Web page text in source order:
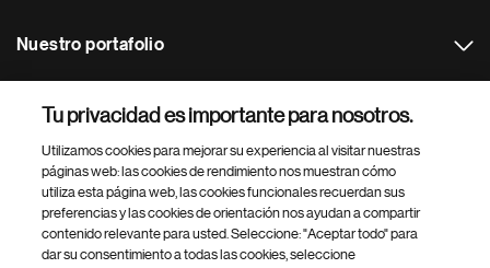
Nuestro portafolio
Footer Site Search
Tu privacidad es importante para nosotros.
Utilizamos cookies para mejorar su experiencia al visitar nuestras
páginas web: las cookies de rendimiento nos muestran cómo
utiliza esta página web, las cookies funcionales recuerdan sus
preferencias y las cookies de orientación nos ayudan a compartir
contenido relevante para usted. Seleccione: "Aceptar todo" para
dar su consentimiento a todas las cookies, seleccione